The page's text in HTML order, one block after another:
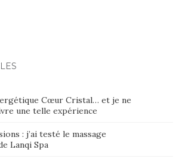
Cœur Cristal… et je ne
une telle expérience
: j’ai testé le massage
Lanqi Spa